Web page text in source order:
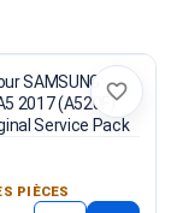
2017 (A520F)
Service Pack
PIÈCES
favorite_border